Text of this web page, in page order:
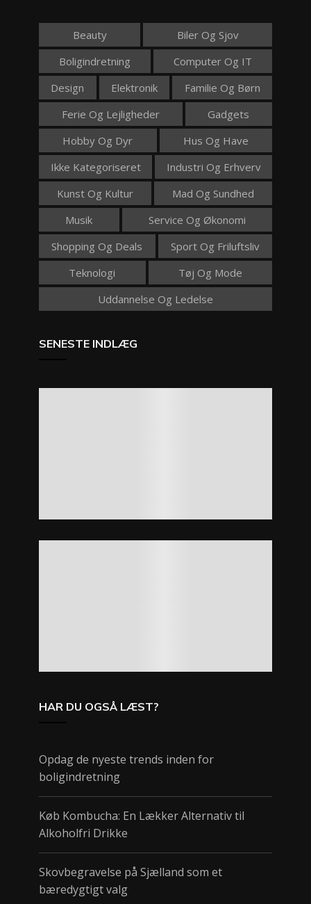
Beauty
Biler Og Sjov
Boligindretning
Computer Og IT
Design
Elektronik
Familie Og Børn
Ferie Og Lejligheder
Gadgets
Hobby Og Dyr
Hus Og Have
Ikke Kategoriseret
Industri Og Erhverv
Kunst Og Kultur
Mad Og Sundhed
Musik
Service Og Økonomi
Shopping Og Deals
Sport Og Friluftsliv
Teknologi
Tøj Og Mode
Uddannelse Og Ledelse
SENESTE INDLÆG
HAR DU OGSÅ LÆST?
Opdag de nyeste trends inden for
boligindretning
Køb Kombucha: En Lækker Alternativ til
Alkoholfri Drikke
Skovbegravelse på Sjælland som et
bæredygtigt valg